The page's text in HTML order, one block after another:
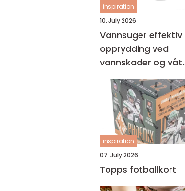
inspiration
10. July 2026
Vannsuger effektiv
opprydding ved
vannskader og våt
rengjøring
inspiration
07. July 2026
Topps fotballkort